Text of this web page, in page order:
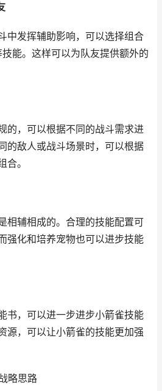
中发挥辅助影响，可以选择组合
技能。这样可以为队友提供额外的
的，可以根据不同的战斗需求进
的敌人或战斗场景时，可以根据
合。
相辅相成的。合理的技能配置可
强化和培养宠物也可以进步技能
书，可以进一步进步小箭雀技能
源，可以让小箭雀的技能更加强
略思路